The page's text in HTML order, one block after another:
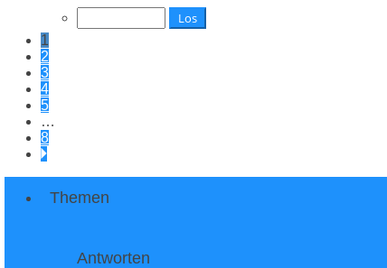
8
1
2
3
4
5
…
8
Nächste
Themen
Antworten